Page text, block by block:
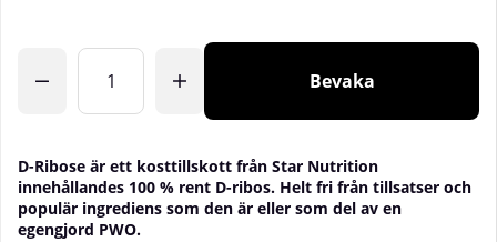
Bevaka
D-Ribose är ett kosttillskott från Star Nutrition
innehållandes 100 % rent D-ribos. Helt fri från tillsatser och
populär ingrediens som den är eller som del av en
egengjord PWO.